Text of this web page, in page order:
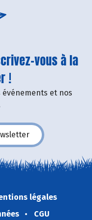
vous à la
!
et nos
légales
CGU